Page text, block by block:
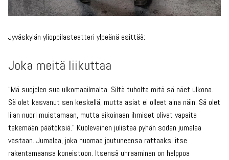
Jyväskylän ylioppilasteatteri ylpeänä esittää:
Joka meitä liikuttaa
“Mä suojelen sua ulkomaailmalta. Siltä tuholta mitä sä näet ulkona.
Sä olet kasvanut sen keskellä, mutta asiat ei olleet aina näin. Sä olet
liian nuori muistamaan, mutta aikoinaan ihmiset olivat vapaita
tekemään päätöksiä.” Kuolevainen julistaa pyhän sodan jumalaa
vastaan. Jumalaa, joka huomaa joutuneensa rattaaksi itse
rakentamaansa koneistoon. Itsensä uhraaminen on helppoa